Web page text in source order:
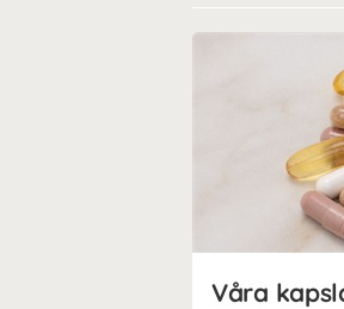
Våra